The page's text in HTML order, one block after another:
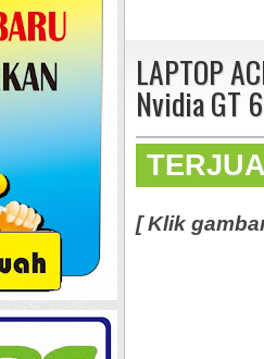
LAPTOP
Nvidia GT
[ Klik